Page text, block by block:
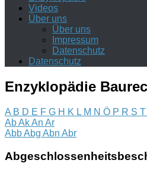
Videos
Über uns
Über uns
Impressum
Datenschutz
Datenschutz
Enzyklopädie
A B D E F G H K L M N Ö P R S T
AbAkAn Ar
AbbAbg Abn Abr